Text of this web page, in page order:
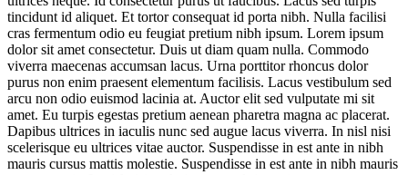
tincidunt id aliquet. Et tortor consequat id porta nibh. Nulla facilisi
cras fermentum odio eu feugiat pretium nibh ipsum. Lorem ipsum
dolor sit amet consectetur. Duis ut diam quam nulla. Commodo
viverra maecenas accumsan lacus. Urna porttitor rhoncus dolor
purus non enim praesent elementum facilisis. Lacus vestibulum sed
arcu non odio euismod lacinia at. Auctor elit sed vulputate mi sit
amet. Eu turpis egestas pretium aenean pharetra magna ac placerat.
Dapibus ultrices in iaculis nunc sed augue lacus viverra. In nisl nisi
scelerisque eu ultrices vitae auctor. Suspendisse in est ante in nibh
mauris cursus mattis molestie. Suspendisse in est ante in nibh mauris